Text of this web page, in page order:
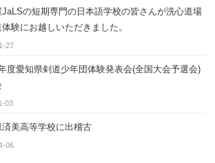
JaLSの短期専門の日本語学校の皆さんが洗心道場
験にお越しいただきました。
27
度愛知県剣道少年団体験発表会(全国大会予選会)
03
済美高等学校に出稽古
06